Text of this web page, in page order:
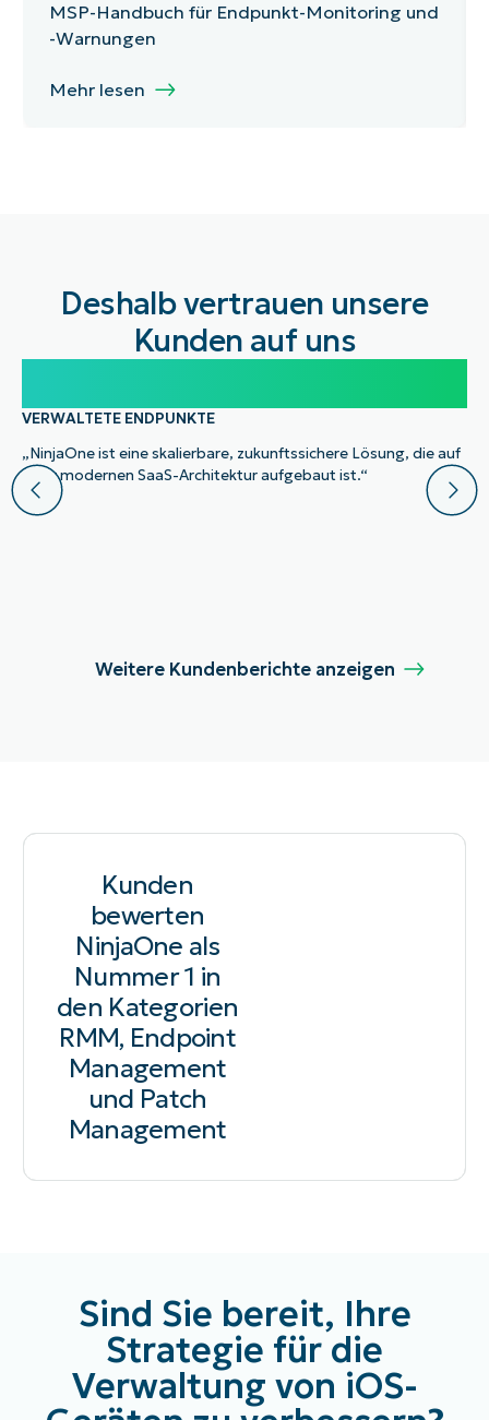
MSP-Handbuch für Endpunkt-Monitoring und
-Warnungen
Mehr lesen
Deshalb vertrauen unsere
Kunden auf uns
VERWALTETE ENDPUNKTE
„NinjaOne ist eine skalierbare, zukunftssichere Lösung, die auf
einer modernen SaaS-Architektur aufgebaut ist.“
Weitere Kundenberichte anzeigen
Kunden
bewerten
NinjaOne als
Nummer 1 in
den Kategorien
RMM, Endpoint
Management
und Patch
Management
Sind Sie bereit, Ihre
Strategie für die
Verwaltung von iOS-